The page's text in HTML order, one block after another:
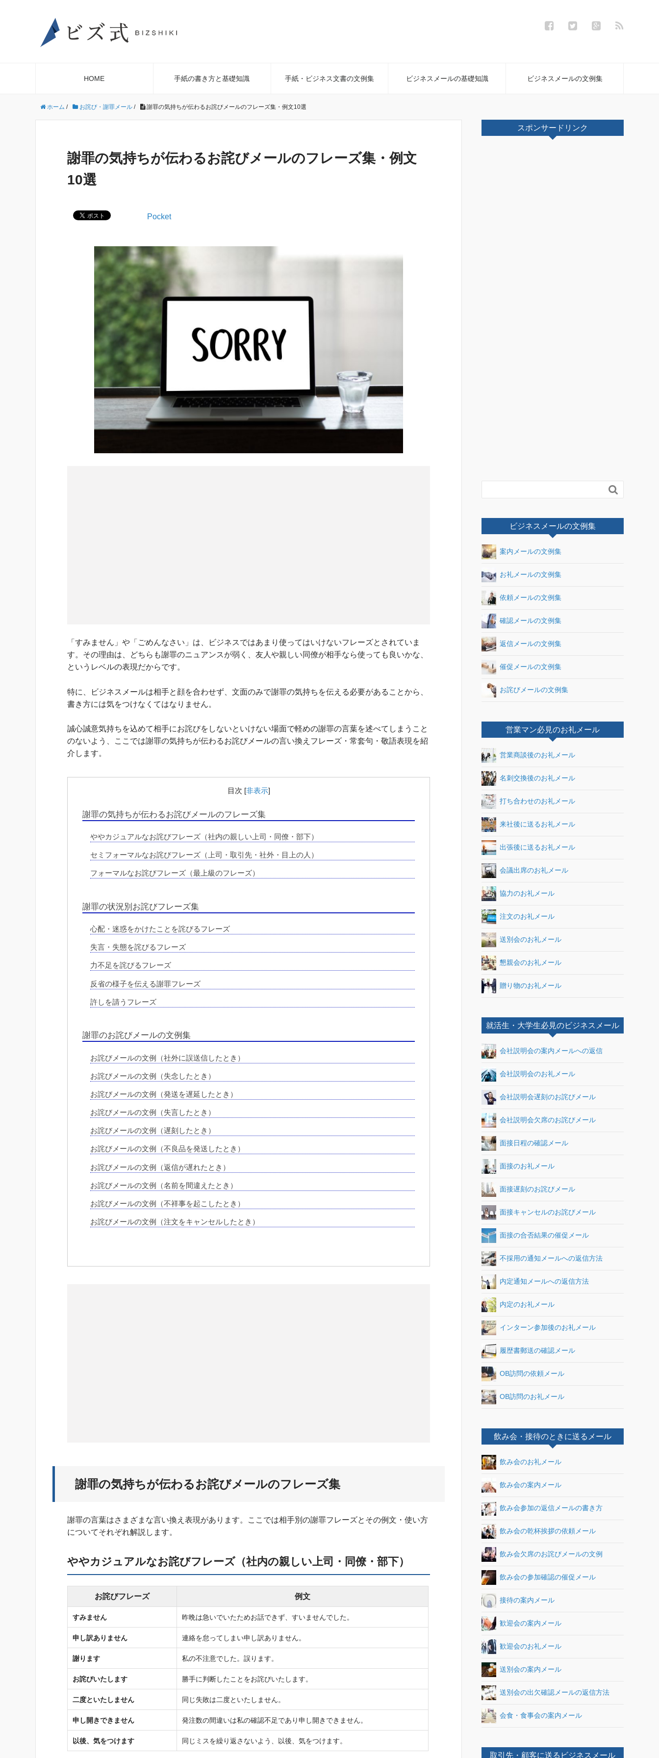
HOME 手紙の書き方と基礎知識 手紙・ビジネス文書の文例集 ビジネスメールの基礎知識 ビジネスメールの文例集
ホーム / お詫び・謝罪メール / 謝罪の気持ちが伝わるお詫びメールのフレーズ集・例文10選
謝罪の気持ちが伝わるお詫びメールのフレーズ集・例文
10選
Pocket
「すみません」や「ごめんなさい」は、ビジネスではあまり使ってはいけないフレーズとされていま
す。その理由は、どちらも謝罪のニュアンスが弱く、友人や親しい同僚が相手なら使っても良いかな、
というレベルの表現だからです。
特に、ビジネスメールは相手と顔を合わせず、文面のみで謝罪の気持ちを伝える必要があることから、
書き方には気をつけなくてはなりません。
誠心誠意気持ちを込めて相手にお詫びをしないといけない場面で軽めの謝罪の言葉を述べてしまうこと
のないよう、ここでは謝罪の気持ちが伝わるお詫びメールの言い換えフレーズ・常套句・敬語表現を紹
介します。
目次 [非表示]
謝罪の気持ちが伝わるお詫びメールのフレーズ集
ややカジュアルなお詫びフレーズ（社内の親しい上司・同僚・部下）
セミフォーマルなお詫びフレーズ（上司・取引先・社外・目上の人）
フォーマルなお詫びフレーズ（最上級のフレーズ）
謝罪の状況別お詫びフレーズ集
心配・迷惑をかけたことを詫びるフレーズ
失言・失態を詫びるフレーズ
力不足を詫びるフレーズ
反省の様子を伝える謝罪フレーズ
許しを請うフレーズ
謝罪のお詫びメールの文例集
お詫びメールの文例（社外に誤送信したとき）
お詫びメールの文例（失念したとき）
お詫びメールの文例（発送を遅延したとき）
お詫びメールの文例（失言したとき）
お詫びメールの文例（遅刻したとき）
お詫びメールの文例（不良品を発送したとき）
お詫びメールの文例（返信が遅れたとき）
お詫びメールの文例（名前を間違えたとき）
お詫びメールの文例（不祥事を起こしたとき）
お詫びメールの文例（注文をキャンセルしたとき）
謝罪の気持ちが伝わるお詫びメールのフレーズ集
謝罪の言葉はさまざまな言い換え表現があります。ここでは相手別の謝罪フレーズとその例文・使い方
についてそれぞれ解説します。
ややカジュアルなお詫びフレーズ（社内の親しい上司・同僚・部下）
お詫びフレーズ 例文
すみません 昨晩は急いでいたためお話できず、すいませんでした。
申し訳ありません 連絡を怠ってしまい申し訳ありません。
謝ります 私の不注意でした。誤ります。
お詫びいたします 勝手に判断したことをお詫びいたします。
二度といたしません 同じ失敗は二度といたしません。
申し開きできません 発注数の間違いは私の確認不足であり申し開きできません。
以後、気をつけます 同じミスを繰り返さないよう、以後、気をつけます。
スポンサードリンク

ビジネスメールの文例集
案内メールの文例集
お礼メールの文例集
依頼メールの文例集
確認メールの文例集
返信メールの文例集
催促メールの文例集
お詫びメールの文例集
営業マン必見のお礼メール
営業商談後のお礼メール
名刺交換後のお礼メール
打ち合わせのお礼メール
来社後に送るお礼メール
出張後に送るお礼メール
会議出席のお礼メール
協力のお礼メール
注文のお礼メール
送別会のお礼メール
懇親会のお礼メール
贈り物のお礼メール
就活生・大学生必見のビジネスメール
会社説明会の案内メールへの返信
会社説明会のお礼メール
会社説明会遅刻のお詫びメール
会社説明会欠席のお詫びメール
面接日程の確認メール
面接のお礼メール
面接遅刻のお詫びメール
面接キャンセルのお詫びメール
面接の合否結果の催促メール
不採用の通知メールへの返信方法
内定通知メールへの返信方法
内定のお礼メール
インターン参加後のお礼メール
履歴書郵送の確認メール
OB訪問の依頼メール
OB訪問のお礼メール
飲み会・接待のときに送るメール
飲み会のお礼メール
飲み会の案内メール
飲み会参加の返信メールの書き方
飲み会の乾杯挨拶の依頼メール
飲み会欠席のお詫びメールの文例
飲み会の参加確認の催促メール
接待の案内メール
歓迎会の案内メール
歓迎会のお礼メール
送別会の案内メール
送別会の出欠確認メールの返信方法
会食・食事会の案内メール
取引先・顧客に送るビジネスメール